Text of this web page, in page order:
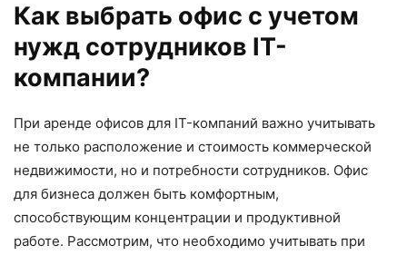
Как выбрать офис с учетом
нужд сотрудников IT-
компании?
При аренде офисов для IT-компаний важно учитывать
не только расположение и стоимость коммерческой
недвижимости, но и потребности сотрудников. Офис
для бизнеса должен быть комфортным,
способствующим концентрации и продуктивной
работе. Рассмотрим, что необходимо учитывать при